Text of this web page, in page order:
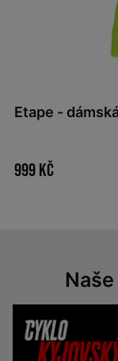
Etape -
999 Kč
Naše